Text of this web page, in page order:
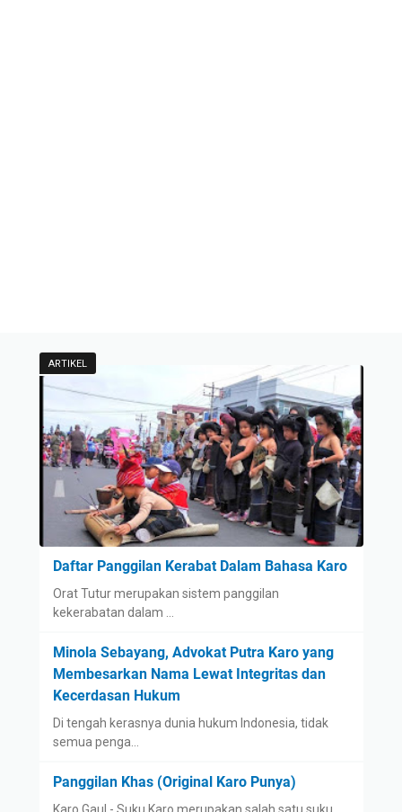
ARTIKEL
Daftar Panggilan Kerabat Dalam Bahasa Karo
Orat Tutur merupakan sistem panggilan
kekerabatan dalam …
Minola Sebayang, Advokat Putra Karo yang
Membesarkan Nama Lewat Integritas dan
Kecerdasan Hukum
Di tengah kerasnya dunia hukum Indonesia, tidak
semua penga…
Panggilan Khas (Original Karo Punya)